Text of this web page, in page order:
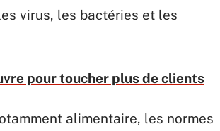
virus, les bactéries et les
pour toucher plus de clients
alimentaire, les normes